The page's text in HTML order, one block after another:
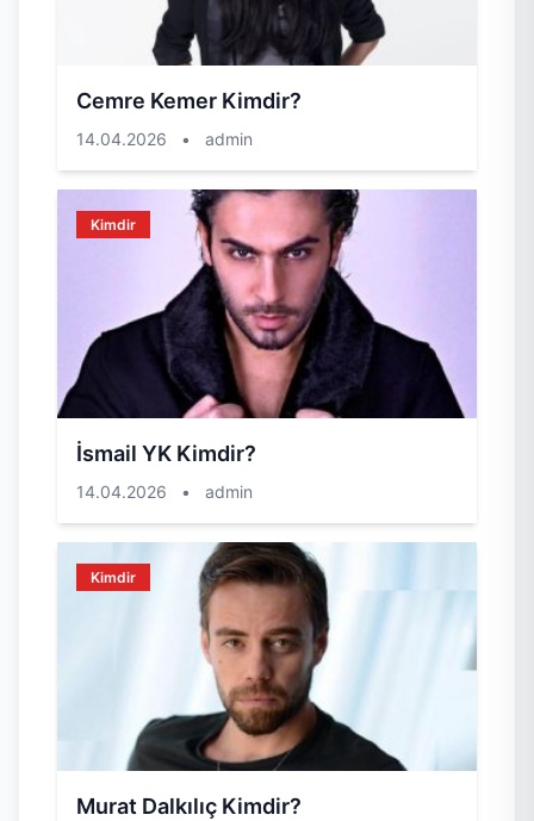
Cemre Kemer Kimdir?
14.04.2026 • admin
Kimdir
İsmail YK Kimdir?
14.04.2026 • admin
Kimdir
Murat Dalkılıç Kimdir?